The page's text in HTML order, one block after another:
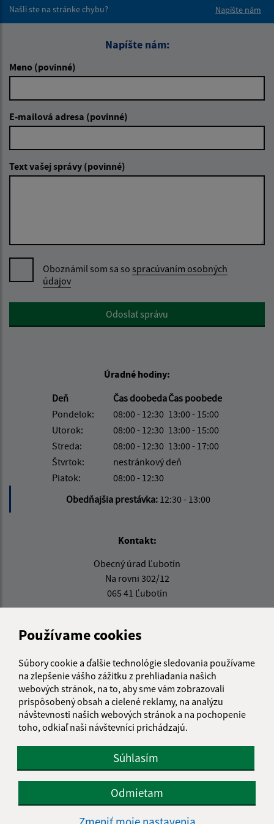
Používame cookies
Súbory cookie a ďalšie technológie sledovania používame
na zlepšenie vášho zážitku z prehliadania našich
webových stránok, na to, aby sme vám zobrazovali
prispôsobený obsah a cielené reklamy, na analýzu
návštevnosti našich webových stránok a na pochopenie
toho, odkiaľ naši návštevníci prichádzajú.
Súhlasím
Odmietam
Našli ste na stránke chybu?
Napíšte nám
Napíšte nám:
Meno (povinné)
E-mailová adresa (povinné)
Text vašej správy (povinné)
Oboznámil som sa so spracúvaním osobných
údajov
Google reCaptcha ResponseOdoslať správu
Úradné hodiny:
Deň
Čas doobedaČas poobede
Pondelok:
08:00 - 12:30 13:00 - 15:00
Utorok:
08:00 - 12:30 13:00 - 15:00
Streda:
08:00 - 12:30 13:00 - 17:00
Štvrtok:
nestránkový deň
Piatok:
08:00 - 12:30
Obedňajšia prestávka: 12:30 - 13:00
Kontakt:
Obecný úrad Ľubotín
Na rovni 302/12
065 41 Ľubotín
+421 52 49 21 311
IČO: 00330035